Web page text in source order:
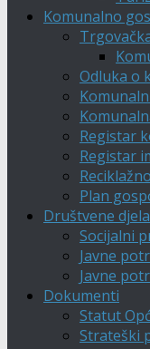
Komunalno
Odluka o
Registar
Registar
Plan
Društvene
Socijalni
Javne
Javne
Dokumenti
Statut
Strateški